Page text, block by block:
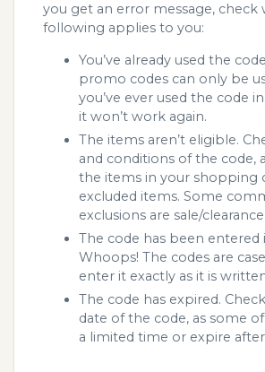
you get an error message,
following applies to you:
You’ve already used the
promo codes can only be
you’ve ever used the code
it won’t work again.
The items aren’t eligible.
and conditions of the code,
the items in your shopping
excluded items. Some
exclusions are sale/
The code has been entered
Whoops! The codes are
enter it exactly as it is
The code has expired.
date of the code, as some
a limited time or expire